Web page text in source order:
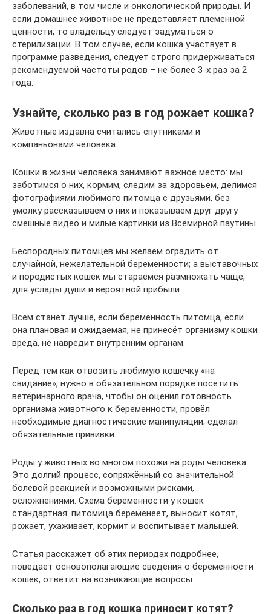
заболеваний, в том числе и онкологической природы. И
если домашнее животное не представляет племенной
ценности, то владельцу следует задуматься о
стерилизации. В том случае, если кошка участвует в
программе разведения, следует строго придерживаться
рекомендуемой частоты родов – не более 3-х раз за 2
года.
Узнайте, сколько раз в год рожает кошка?
Животные издавна считались спутниками и
компаньонами человека.
Кошки в жизни человека занимают важное место: мы
заботимся о них, кормим, следим за здоровьем, делимся
фотографиями любимого питомца с друзьями, без
умолку рассказываем о них и показываем друг другу
смешные видео и милые картинки из Всемирной паутины.
Беспородных питомцев мы желаем оградить от
случайной, нежелательной беременности; а выставочных
и породистых кошек мы стараемся размножать чаще,
для услады души и вероятной прибыли.
Всем станет лучше, если беременность питомца, если
она плановая и ожидаемая, не принесёт организму кошки
вреда, не навредит внутренним органам.
Перед тем как отвозить любимую кошечку «на
свидание», нужно в обязательном порядке посетить
ветеринарного врача, чтобы он оценил готовность
организма животного к беременности, провёл
необходимые диагностические манипуляции; сделал
обязательные прививки.
Роды у животных во многом похожи на роды человека.
Это долгий процесс, сопряжённый со значительной
болевой реакцией и возможными рисками,
осложнениями. Схема беременности у кошек
стандартная: питомица беременеет, выносит котят,
рожает, ухаживает, кормит и воспитывает малышей.
Статья расскажет об этих периодах подробнее,
поведает основополагающие сведения о беременности
кошек, ответит на возникающие вопросы.
Сколько раз в год кошка приносит котят?